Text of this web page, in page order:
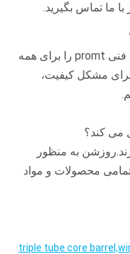
A: به عنوان یک تولید کننده، ما پشتیبانی فنی promt را برای همه
برای مشکل کیفیت،
می کند؟
به منظور
محصولات و مواد
triple tube core